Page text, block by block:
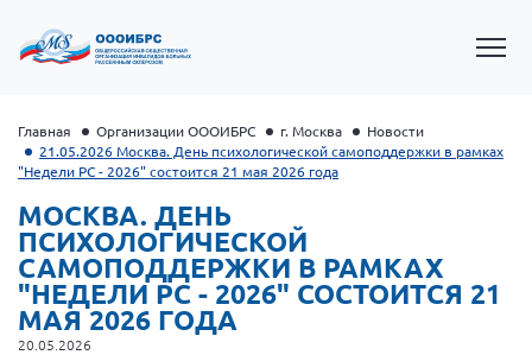
Главная Организации ОООИБРС г. Москва
Новости
21.05.2026 Москва. День психологической самоподдержки в рамках
"Недели РС - 2026" состоится 21 мая 2026 года
МОСКВА. ДЕНЬ
ПСИХОЛОГИЧЕСКОЙ
САМОПОДДЕРЖКИ В РАМКАХ
"НЕДЕЛИ РС - 2026" СОСТОИТСЯ 21
МАЯ 2026 ГОДА
20.05.2026